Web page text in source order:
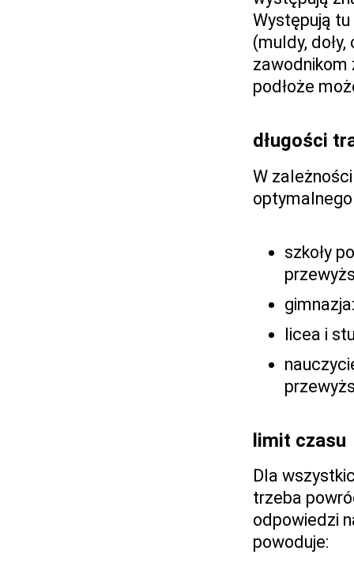
Występują
(muldy,
zawodnikom
podłoże
długości
W
szkoły
licea i
limit czasu
Dla
trzeba
odpowiedzi
powoduje: